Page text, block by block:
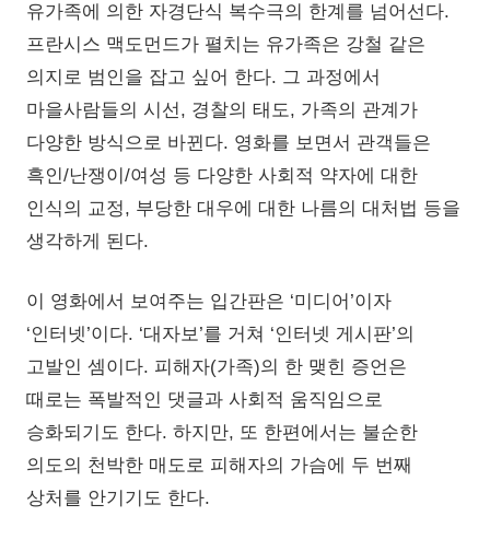
유가족에 의한 자경단식 복수극의 한계를 넘어선다.
프란시스 맥도먼드가 펼치는 유가족은 강철 같은
의지로 범인을 잡고 싶어 한다. 그 과정에서
마을사람들의 시선, 경찰의 태도, 가족의 관계가
다양한 방식으로 바뀐다. 영화를 보면서 관객들은
흑인/난쟁이/여성 등 다양한 사회적 약자에 대한
인식의 교정, 부당한 대우에 대한 나름의 대처법 등을
생각하게 된다.
이 영화에서 보여주는 입간판은 ‘미디어’이자
‘인터넷’이다. ‘대자보’를 거쳐 ‘인터넷 게시판’의
고발인 셈이다. 피해자(가족)의 한 맺힌 증언은
때로는 폭발적인 댓글과 사회적 움직임으로
승화되기도 한다. 하지만, 또 한편에서는 불순한
의도의 천박한 매도로 피해자의 가슴에 두 번째
상처를 안기기도 한다.